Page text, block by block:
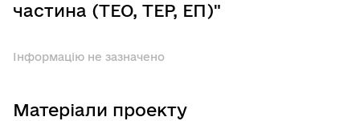
частина (ТЕО, ТЕР, ЕП)"
Інформацію не зазначено
Матеріали проекту